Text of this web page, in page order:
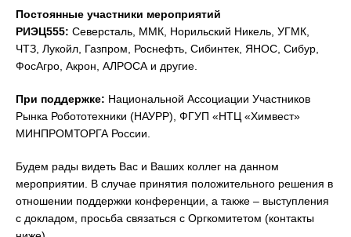
Постоянные участники мероприятий
РИЭЦ555: Северсталь, ММК, Норильский Никель, УГМК,
ЧТЗ, Лукойл, Газпром, Роснефть, Сибинтек, ЯНОС, Сибур,
ФосАгро, Акрон, АЛРОСА и другие.
При поддержке: Национальной Ассоциации Участников
Рынка Робототехники (НАУРР), ФГУП «НТЦ «Химвест»
МИНПРОМТОРГА России.
Будем рады видеть Вас и Ваших коллег на данном
мероприятии. В случае принятия положительного решения в
отношении поддержки конференции, а также – выступления
с докладом, просьба связаться с Оргкомитетом (контакты